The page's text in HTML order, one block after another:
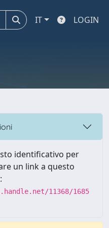
IT LOGIN
identificativo per
un link a questo
11368/1685